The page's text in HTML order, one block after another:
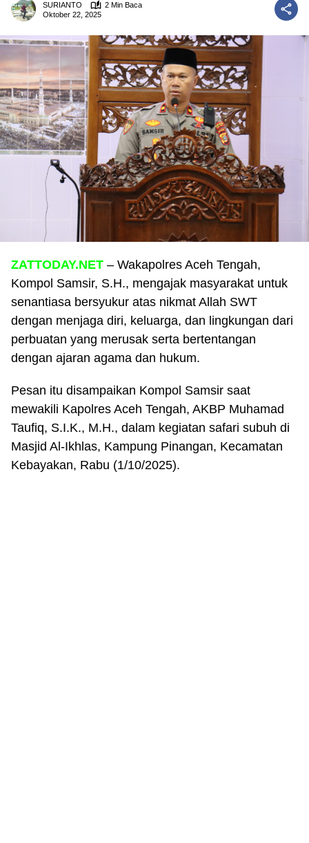
SURIANTO
2 Min Baca
Oktober 22, 2025
ZATTODAY.NET – Wakapolres Aceh Tengah,
Kompol Samsir, S.H., mengajak masyarakat untuk
senantiasa bersyukur atas nikmat Allah SWT
dengan menjaga diri, keluarga, dan lingkungan dari
perbuatan yang merusak serta bertentangan
dengan ajaran agama dan hukum.
Pesan itu disampaikan Kompol Samsir saat
mewakili Kapolres Aceh Tengah, AKBP Muhamad
Taufiq, S.I.K., M.H., dalam kegiatan safari subuh di
Masjid Al-Ikhlas, Kampung Pinangan, Kecamatan
Kebayakan, Rabu (1/10/2025).